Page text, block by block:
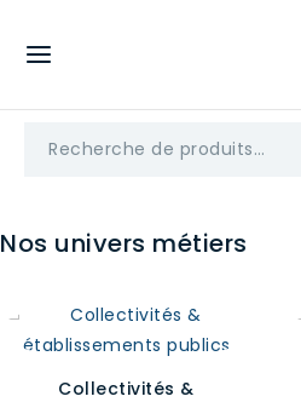
Recherche
Nos univers métiers
Collectivités &